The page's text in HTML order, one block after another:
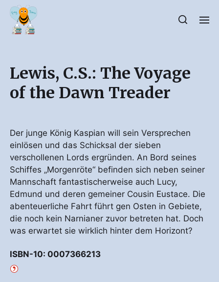
Lewis, C.S.: The Voyage
of the Dawn Treader
Der junge König Kaspian will sein Versprechen
einlösen und das Schicksal der sieben
verschollenen Lords ergründen. An Bord seines
Schiffes „Morgenröte“ befinden sich neben seiner
Mannschaft fantastischerweise auch Lucy,
Edmund und deren gemeiner Cousin Eustace. Die
abenteuerliche Fahrt führt gen Osten in Gebiete,
die noch kein Narnianer zuvor betreten hat. Doch
was erwartet sie wirklich hinter dem Horizont?
ISBN-10: 0007366213